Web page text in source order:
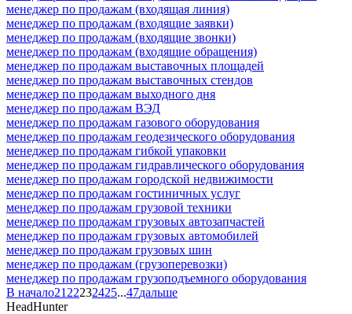
менеджер по продажам (входящая линия)
менеджер по продажам (входящие заявки)
менеджер по продажам (входящие звонки)
менеджер по продажам (входящие обращения)
менеджер по продажам выставочных площадей
менеджер по продажам выставочных стендов
менеджер по продажам выходного дня
менеджер по продажам ВЭД
менеджер по продажам газового оборудования
менеджер по продажам геодезического оборудования
менеджер по продажам гибкой упаковки
менеджер по продажам гидравлического оборудования
менеджер по продажам городской недвижимости
менеджер по продажам гостиничных услуг
менеджер по продажам грузовой техники
менеджер по продажам грузовых автозапчастей
менеджер по продажам грузовых автомобилей
менеджер по продажам грузовых шин
менеджер по продажам (грузоперевозки)
менеджер по продажам грузоподъемного оборудования
В начало21 22232425...47дальше
HeadHunter